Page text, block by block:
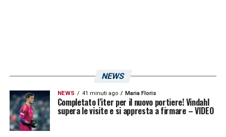
NEWS
NEWS 41 minuti ago Maria Floris
Completato l’iter per il nuovo portiere! Vindahl
supera le visite e si appresta a firmare – VIDEO